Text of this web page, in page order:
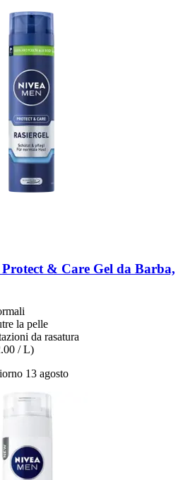
& Care Gel da Barba,
la pelle
da rasatura
/ L)
13 agosto